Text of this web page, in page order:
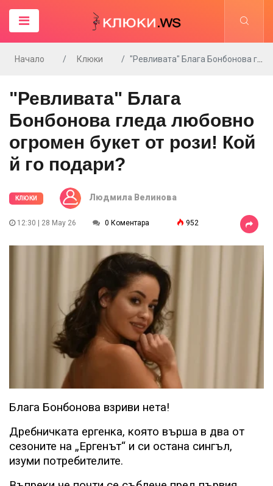
Начало Клюки "Ревливата" Блага Бонбонова гледа любовно огромен букет от рози! Кой й го подари?
"Ревливата" Блага
Бонбонова гледа любовно
огромен букет от рози! Кой
й го подари?
КЛЮКИ Людмила Велинова
12:30 | 28 May 26 0 Коментара 952
Блага Бонбонова взриви нета!
Дребничката ергенка, която върша в два от
сезоните на „Ергенът“ и си остана сингъл,
изуми потребителите.